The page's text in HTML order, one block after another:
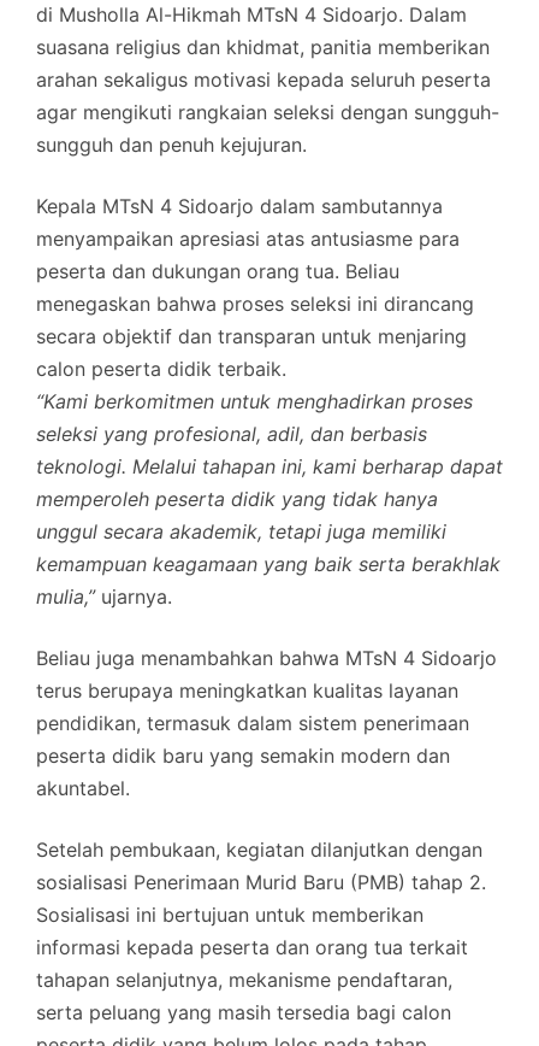
di Musholla Al-Hikmah MTsN 4 Sidoarjo. Dalam
suasana religius dan khidmat, panitia memberikan
arahan sekaligus motivasi kepada seluruh peserta
agar mengikuti rangkaian seleksi dengan sungguh-
sungguh dan penuh kejujuran.
Kepala MTsN 4 Sidoarjo dalam sambutannya
menyampaikan apresiasi atas antusiasme para
peserta dan dukungan orang tua. Beliau
menegaskan bahwa proses seleksi ini dirancang
secara objektif dan transparan untuk menjaring
calon peserta didik terbaik.
“Kami berkomitmen untuk menghadirkan proses
seleksi yang profesional, adil, dan berbasis
teknologi. Melalui tahapan ini, kami berharap dapat
memperoleh peserta didik yang tidak hanya
unggul secara akademik, tetapi juga memiliki
kemampuan keagamaan yang baik serta berakhlak
mulia,”ujarnya.
Beliau juga menambahkan bahwa MTsN 4 Sidoarjo
terus berupaya meningkatkan kualitas layanan
pendidikan, termasuk dalam sistem penerimaan
peserta didik baru yang semakin modern dan
akuntabel.
Setelah pembukaan, kegiatan dilanjutkan dengan
sosialisasi Penerimaan Murid Baru (PMB) tahap 2.
Sosialisasi ini bertujuan untuk memberikan
informasi kepada peserta dan orang tua terkait
tahapan selanjutnya, mekanisme pendaftaran,
serta peluang yang masih tersedia bagi calon